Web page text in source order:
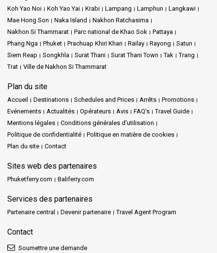
Koh Yao Noi
Koh Yao Yai Krabi Lampang Lamphun
Langkawi
Mae Hong Son
Naka Island
Nakhon Ratchasima
Nakhon Si Thammarat
Parc national de Khao Sok
Pattaya
Phang Nga
Phuket Prachuap Khiri Khan Railay Rayong
Satun
Siem Reap
Songkhla Surat Thani Surat Thani Town Tak
Trang
Trat
Ville de Nakhon Si Thammarat
Plan du site
Accueil Destinations Schedules and Prices Arrêts
Promotions
Evénements
Actualités Opérateurs Avis FAQ's
Travel Guide
Mentions légales
Conditions générales d'utilisation
Politique de confidentialité
Politique en matière de cookies
Plan du site
Contact
Sites web des partenaires
Phuketferry.com Baliferry.com
Services des partenaires
Partenaire central Devenir partenaire Travel Agent Program
Contact
Soumettre une demande